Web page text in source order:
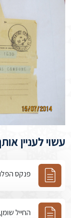
עשוי לעניין
פנקס
החייל